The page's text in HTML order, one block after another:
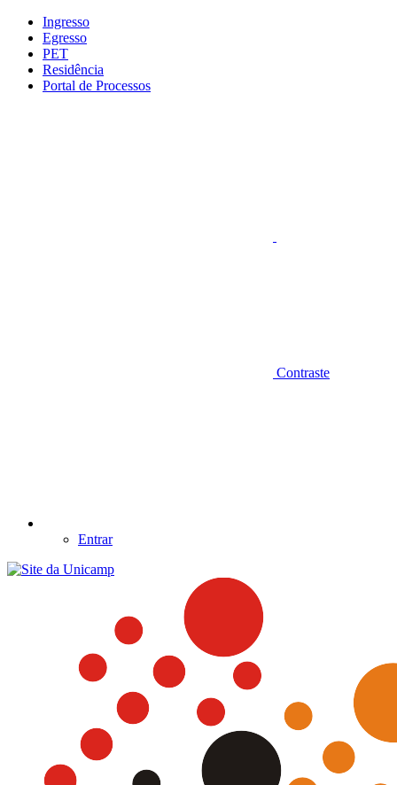
Conteúdo principal
Ingresso
Egresso
PET
Residência
Portal de Processos
Contraste
Entrar